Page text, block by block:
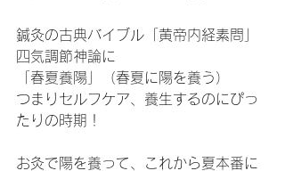
鍼灸の古典バイブル「黄帝内経素問」
四気調節神論に
「春夏養陽」（春夏に陽を養う）
つまりセルフケア、養生するのにぴっ
たりの時期！
お灸で陽を養って、これから夏本番に